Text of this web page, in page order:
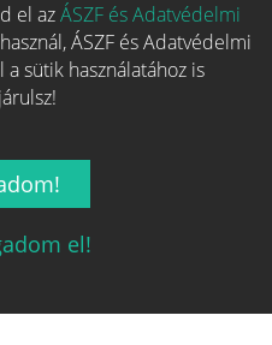
keresése
el azÁSZF és Adatvédelmi
ÁSZF és Adatvédelmi
a sütik használatához is
el!